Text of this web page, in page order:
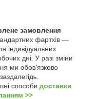
замовлення
фартхів —
індивідуальних
дні. У разі зміни
ми обов'язково
способи доставки
>>